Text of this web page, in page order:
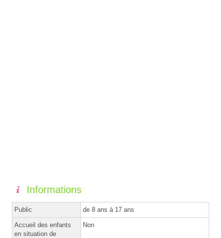
Informations
Public de 8 ans à 17 ans
Accueil des enfants
en situation de
Non